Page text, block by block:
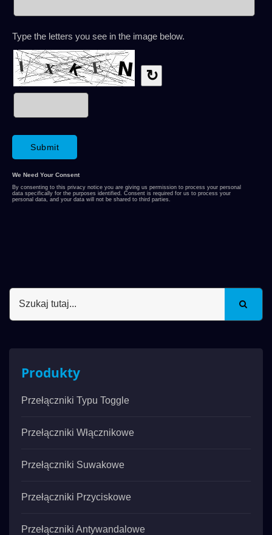
Produkty
Przełączniki Typu Toggle
Przełączniki Włącznikowe
Przełączniki Suwakowe
Przełączniki Przyciskowe
Przełączniki Antywandalowe